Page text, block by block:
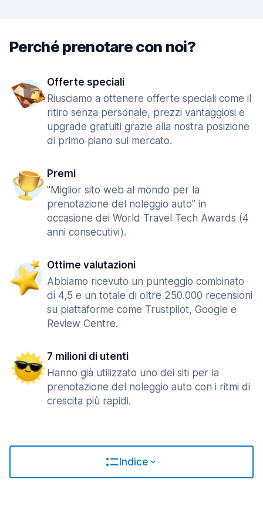
Perché prenotare con noi?
Offerte speciali
Riusciamo a ottenere offerte speciali come il
ritiro senza personale, prezzi vantaggiosi e
upgrade gratuiti grazie alla nostra posizione
di primo piano sul mercato.
Premi
"Miglior sito web al mondo per la
prenotazione del noleggio auto" in
occasione dei World Travel Tech Awards (4
anni consecutivi).
Ottime valutazioni
Abbiamo ricevuto un punteggio combinato
di 4,5 e un totale di oltre 250.000 recensioni
su piattaforme come Trustpilot, Google e
Review Centre.
7 milioni di utenti
Hanno già utilizzato uno dei siti per la
prenotazione del noleggio auto con i ritmi di
crescita più rapidi.
Indice